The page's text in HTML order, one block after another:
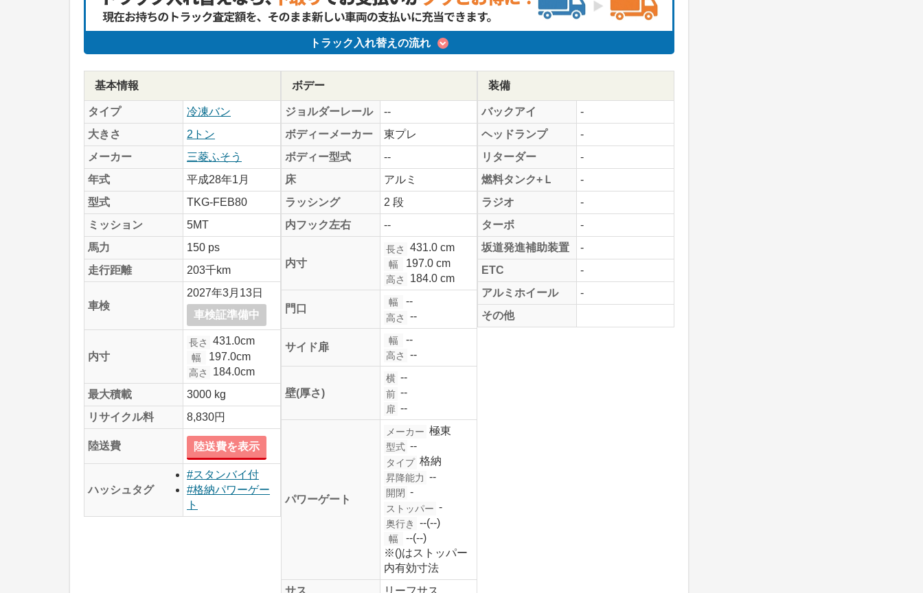
トラック入れ替えの流れ
基本情報
タイプ
冷凍バン
大きさ
2トン
メーカー
三菱ふそう
年式
平成28年1月
型式
TKG-FEB80
ミッション
5MT
馬力
150 ps
走行距離
203千km
車検
2027年3月13日
車検証準備中
内寸
長さ 431.0cm
幅 197.0cm
高さ
184.0cm
最大積載
3000 kg
リサイクル料
8,830円
陸送費 陸送費を表示
ハッシュタグ
#スタンバイ付
#格納パワーゲー
ト
ボデー
ジョルダーレール
--
ボディーメーカー
東プレ
ボディー型式
--
床
アルミ
ラッシング
2 段
内フック左右
--
内寸
長さ 431.0 cm
幅 197.0 cm
高さ 184.0 cm
門口
幅 --
高さ --
サイド扉
幅 --
高さ --
壁(厚さ)
横 --
前 --
扉 --
パワーゲート
メーカー 極東
型式 --
タイプ 格納
昇降能力 --
開閉 -
ストッパー -
奥行き --(--)
幅
--(--)
※()はストッパー
内有効寸法
サス
リーフサス
装備
バックアイ
-
ヘッドランプ
-
リターダー
-
燃料タンク+Ｌ
-
ラジオ
-
ターボ
-
坂道発進補助装置
-
ETC
-
アルミホイール
-
その他